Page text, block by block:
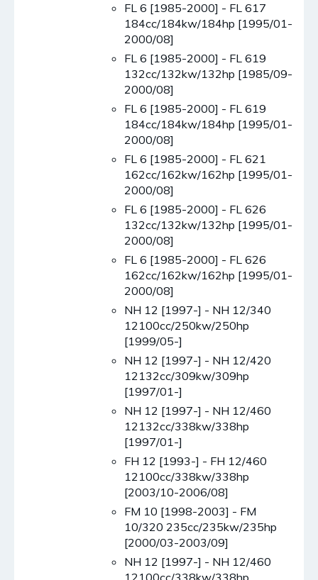
FL 6 [1985-2000] - FL 617
184cc/184kw/184hp [1995/01-
2000/08]
FL 6 [1985-2000] - FL 619
132cc/132kw/132hp [1985/09-
2000/08]
FL 6 [1985-2000] - FL 619
184cc/184kw/184hp [1995/01-
2000/08]
FL 6 [1985-2000] - FL 621
162cc/162kw/162hp [1995/01-
2000/08]
FL 6 [1985-2000] - FL 626
132cc/132kw/132hp [1995/01-
2000/08]
FL 6 [1985-2000] - FL 626
162cc/162kw/162hp [1995/01-
2000/08]
NH 12 [1997-] - NH 12/340
12100cc/250kw/250hp
[1999/05-]
NH 12 [1997-] - NH 12/420
12132cc/309kw/309hp
[1997/01-]
NH 12 [1997-] - NH 12/460
12132cc/338kw/338hp
[1997/01-]
FH 12 [1993-] - FH 12/460
12100cc/338kw/338hp
[2003/10-2006/08]
FM 10 [1998-2003] - FM
10/320 235cc/235kw/235hp
[2000/03-2003/09]
NH 12 [1997-] - NH 12/460
12100cc/338kw/338hp